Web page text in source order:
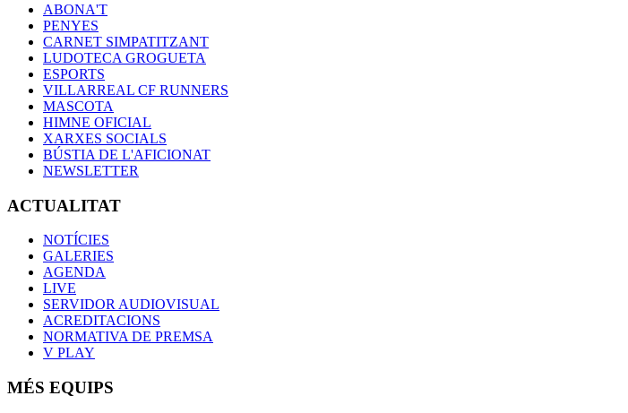
ABONA'T
PENYES
CARNET SIMPATITZANT
LUDOTECA GROGUETA
ESPORTS
VILLARREAL CF RUNNERS
MASCOTA
HIMNE OFICIAL
XARXES SOCIALS
BÚSTIA DE L'AFICIONAT
NEWSLETTER
ACTUALITAT
NOTÍCIES
GALERIES
AGENDA
LIVE
SERVIDOR AUDIOVISUAL
ACREDITACIONS
NORMATIVA DE PREMSA
V PLAY
MÉS EQUIPS